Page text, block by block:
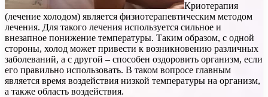
Криотерапия
(лечение холодом) является физиотерапевтическим методом
лечения. Для такого лечения используется сильное и
внезапное понижение температуры. Таким образом, с одной
стороны, холод может привести к возникновению различных
заболеваний, а с другой – способен оздоровить организм, если
его правильно использовать. В таком вопросе главным
является время воздействия низкой температуры на организм,
а также область воздействия.